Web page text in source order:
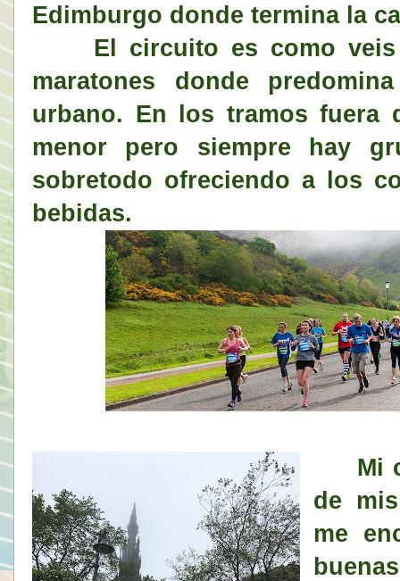
Edimburgo donde termina la
El circuito es como veis
maratones donde
urbano. En los tramos fuera
menor pero siempre hay
sobretodo ofreciendo a los
bebidas.
Mi
de
me